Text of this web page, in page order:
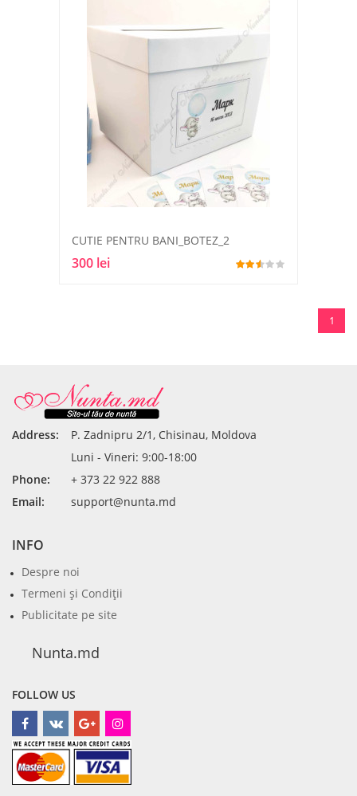
CUTIE PENTRU BANI_BOTEZ_2
300 lei
1
Address:
P. Zadnipru 2/1, Chisinau, Moldova
Luni - Vineri: 9:00-18:00
Phone:
+ 373 22 922 888
Email:
support@nunta.md
INFO
Despre noi
Termeni şi Condiţii
Publicitate pe site
Nunta.md
FOLLOW US